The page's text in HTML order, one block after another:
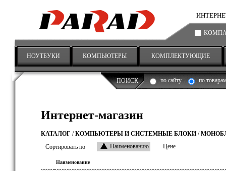
НОУТБУКИ КОМПЬЮТЕРЫ КОМПЛЕКТУЮЩИЕ
ПОИСК по сайту по
Интернет-магазин
КАТАЛОГ /КОМПЬЮТЕРЫ И СИСТЕМНЫЕ БЛОКИ/
Сортировать по
Наименованию Цене
Наименование